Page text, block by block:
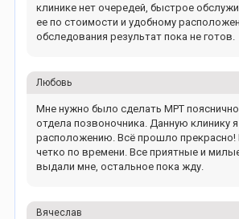
клинике нет очередей, быстрое
ее по стоимости и удобному
обследования результат пока не готов.
Любовь
Мне нужно было сделать МРТ
отдела позвоночника. Данную клинику
расположению. Всё прошло прекрасно!
четко по времени. Все приятные и
выдали мне, остальное пока жду.
Вячеслав